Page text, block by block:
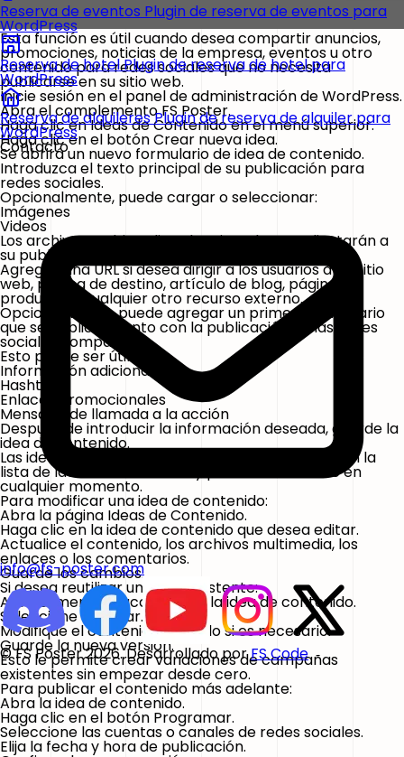
Reserva de eventos Plugin de reserva de eventos para
WordPress
Reserva de hotelPlugin de reserva de hotel para
WordPress
Reserva de alquileresPlugin de reserva de alquiler para
WordPress
Contacto
info@fs-poster.com
© FS Poster 2026. Desarrollado porFS Code
Esta función es útil cuando desea compartir anuncios,
promociones, noticias de la empresa, eventos u otro
contenido para redes sociales que no necesita
publicarse en su sitio web.
Inicie sesión en el panel de administración de WordPress.
Abra el complementoFS Poster.
Haga clic enIdeas de Contenidoen el menú superior.
Haga clic en el botónCrear nueva idea.
Se abrirá un nuevo formulario de idea de contenido.
Introduzca el texto principal de su publicación para
redes sociales.
Opcionalmente, puede cargar o seleccionar:
Imágenes
Videos
Los archivos multimedia seleccionados se adjuntarán a
su publicación cuando se publique.
Agregue una URL si desea dirigir a los usuarios a un sitio
web, página de destino, artículo de blog, página de
producto o cualquier otro recurso externo.
Opcionalmente, puede agregar un primer comentario
que se publicará junto con la publicación en las redes
sociales compatibles.
Esto puede ser útil para:
Información adicional
Hashtags
Enlaces promocionales
Mensajes de llamada a la acción
Después de introducir la información deseada, guarde la
idea de contenido.
Las ideas guardadas permanecerán disponibles en la
lista de Ideas de Contenido y podrán reutilizarse en
cualquier momento.
Para modificar una idea de contenido:
Abra la página Ideas de Contenido.
Haga clic en la idea de contenido que desea editar.
Actualice el contenido, los archivos multimedia, los
enlaces o los comentarios.
Guarde los cambios.
Si desea reutilizar una idea existente:
Abra el menú de acciones de la idea de contenido.
SeleccioneDuplicar.
Modifique el contenido copiado si es necesario.
Guarde la nueva versión.
Esto le permite crear variaciones de campañas
existentes sin empezar desde cero.
Para publicar el contenido más adelante:
Abra la idea de contenido.
Haga clic en el botón Programar.
Seleccione las cuentas o canales de redes sociales.
Elija la fecha y hora de publicación.